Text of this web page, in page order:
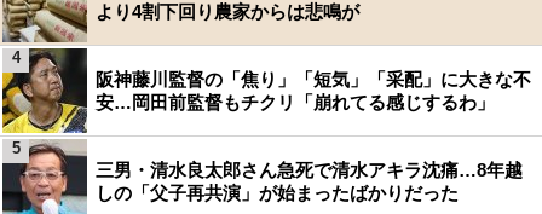
より4割下回り農家からは悲鳴が
阪神藤川監督の「焦り」「短気」「采配」に大きな不
安…岡田前監督もチクリ「崩れてる感じするわ」
4
三男・清水良太郎さん急死で清水アキラ沈痛…8年越
しの「父子再共演」が始まったばかりだった
5